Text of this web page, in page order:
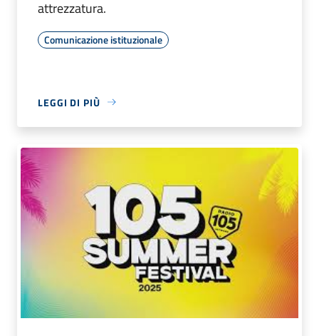
attrezzatura.
Comunicazione istituzionale
LEGGI DI PIÙ